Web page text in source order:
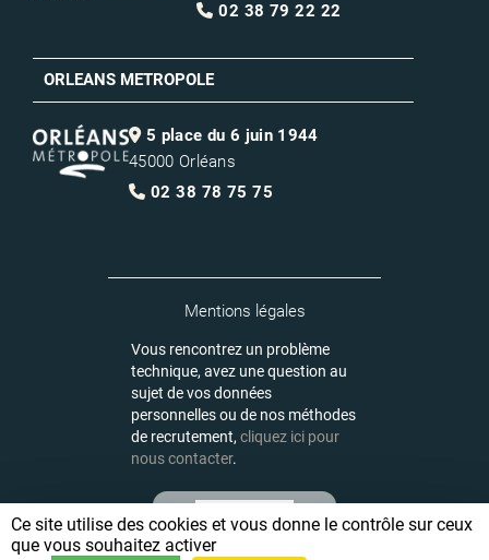
02 38 79 22 22
ORLEANS METROPOLE
5 place du 6 juin 1944
45000 Orléans
02 38 78 75 75
Mentions légales
Vous rencontrez un problème
technique, avez une question au
sujet de vos données
personnelles ou de nos méthodes
de recrutement, cliquez ici pour
nous contacter.
Ce site utilise des cookies et vous donne le contrôle sur ceux
que vous souhaitez activer